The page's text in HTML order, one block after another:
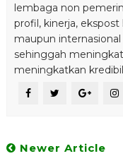
lembaga non
profil, kinerja, ekspost
maupun
sehinggah
meningkatkan
Newer Article